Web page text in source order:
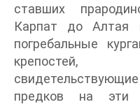
ставших
Карпат до Алтая
погребальные
крепостей,
предков на эти